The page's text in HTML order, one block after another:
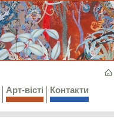
Арт-вісті Контакти